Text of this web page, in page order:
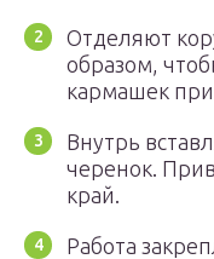
Отделяют
образом,
кармашек
Внутрь
черенок.
край.
Работа